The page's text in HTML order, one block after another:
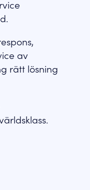
av
rätt lösning